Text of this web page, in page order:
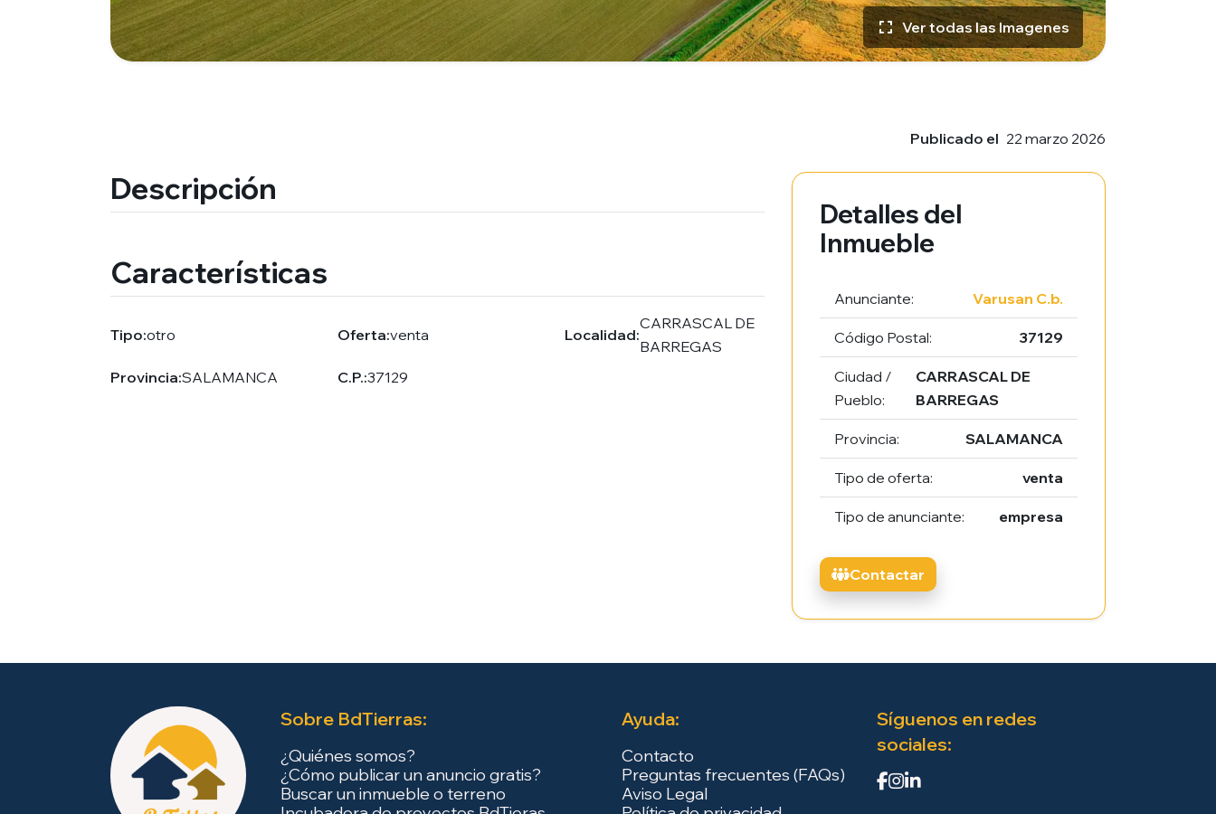
Ver todas las Imagenes
Publicado el 22 marzo 2026
Descripción
Características
Tipo:otro Oferta:venta Localidad:
CARRASCAL DE
BARREGAS
Provincia:SALAMANCA C.P.:37129
Detalles del
Inmueble
Anunciante: Varusan C.b.
Código Postal: 37129
Ciudad /
Pueblo:
CARRASCAL DE
BARREGAS
Provincia: SALAMANCA
Tipo de oferta: venta
Tipo de anunciante: empresa
Contactar
Sobre BdTierras:
¿Quiénes somos?
¿Cómo publicar un anuncio gratis?
Buscar un inmueble o terreno
Ayuda:
Contacto
Preguntas frecuentes (FAQs)
Aviso Legal
Síguenos en redes
sociales: